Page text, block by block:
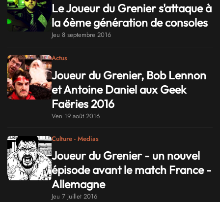
Le Joueur du Grenier s'attaque à
la 6ème génération de consoles
Jeu 8 septembre 2016
Actus
Joueur du Grenier, Bob Lennon
et Antoine Daniel aux Geek
Faëries 2016
Ven 19 août 2016
Culture - Medias
Joueur du Grenier - un nouvel
épisode avant le match France -
Allemagne
Jeu 7 juillet 2016